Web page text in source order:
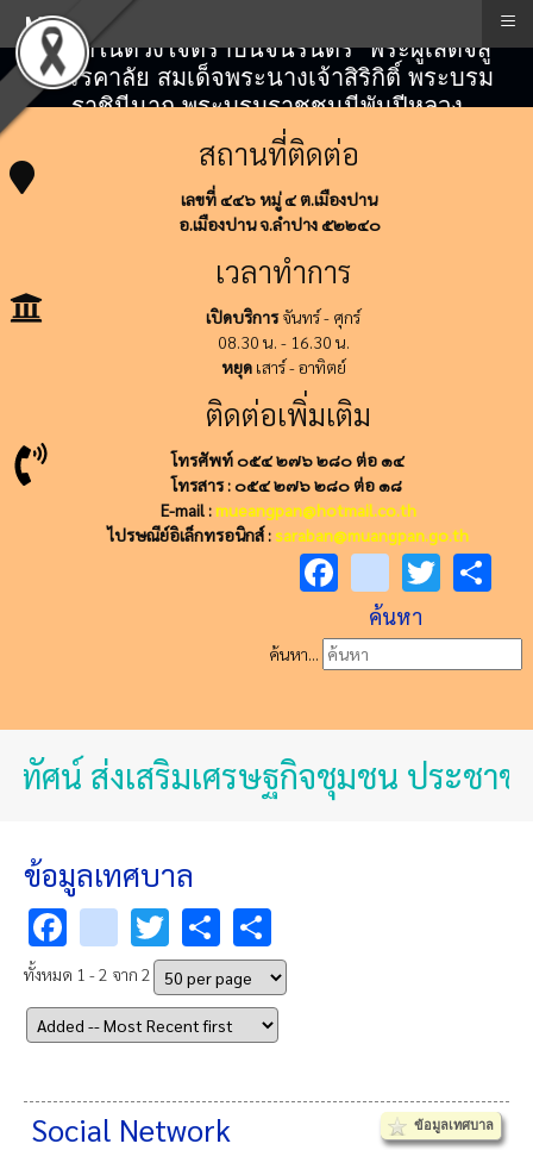
"สถิตในดวงใจตราบนิจนิรันดร์" พระผู้เสด็จสู่
สวรรคาลัย สมเด็จพระนางเจ้าสิริกิติ์ พระบรม
ราชินีนาถ พระบรมราชชนนีพันปีหลวง
สถานที่ติดต่อ
เลขที่ ๔๔๖ หมู่ ๔ ต.เมืองปาน
อ.เมืองปาน จ.ลำปาง ๕๒๒๔๐
เวลาทำการ
เปิดบริการจันทร์ - ศุกร์
08.30 น. - 16.30 น.
หยุดเสาร์ - อาทิตย์
ติดต่อเพิ่มเติม
โทรศัพท์ ๐๕๔ ๒๗๖ ๒๘๐ ต่อ ๑๔
โทรสาร : ๐๕๔ ๒๗๖ ๒๘๐ ต่อ ๑๘
E-mail :mueangpan@hotmail.co.th
ไปรษณีย์อิเล็กทรอนิกส์ : saraban@muangpan.go.th
Facebook
youtube
ค้นหา
ค้นหา...
น์ ส่งเสริมเศรษฐกิจชุมชน ประชาชน
ข้อมูลเทศบาล
Facebook
youtube
Twitter
Share
ทั้งหมด 1 - 2 จาก 2
Social Network ข้อมูลเทศบาล
Menu ≡